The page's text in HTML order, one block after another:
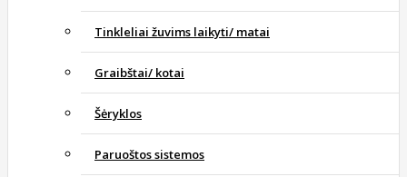
Tinkleliai žuvims laikyti/ matai
Graibštai/ kotai
Šėryklos
Paruoštos sistemos